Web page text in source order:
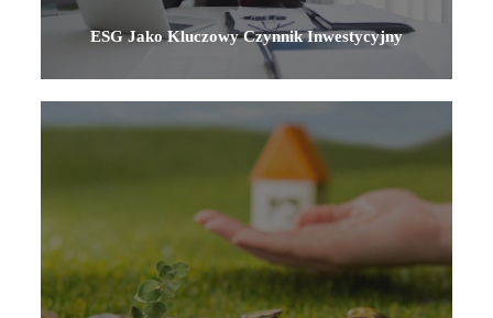
ESG Jako Kluczowy Czynnik Inwestycyjny